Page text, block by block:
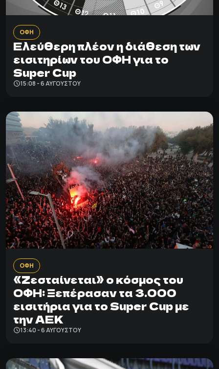
ΟΦΗ
Ελεύθερη πλέον η διάθεση των
εισιτηρίων του ΟΦΗ για το
Super Cup
15:08 - 6 ΑΥΓΟΎΣΤΟΥ
ΟΦΗ
«Ζεσταίνεται» ο κόσμος του
ΟΦΗ: Ξεπέρασαν τα 3.000
εισιτήρια για το Super Cup με
την ΑΕΚ
13:40 - 6 ΑΥΓΟΎΣΤΟΥ